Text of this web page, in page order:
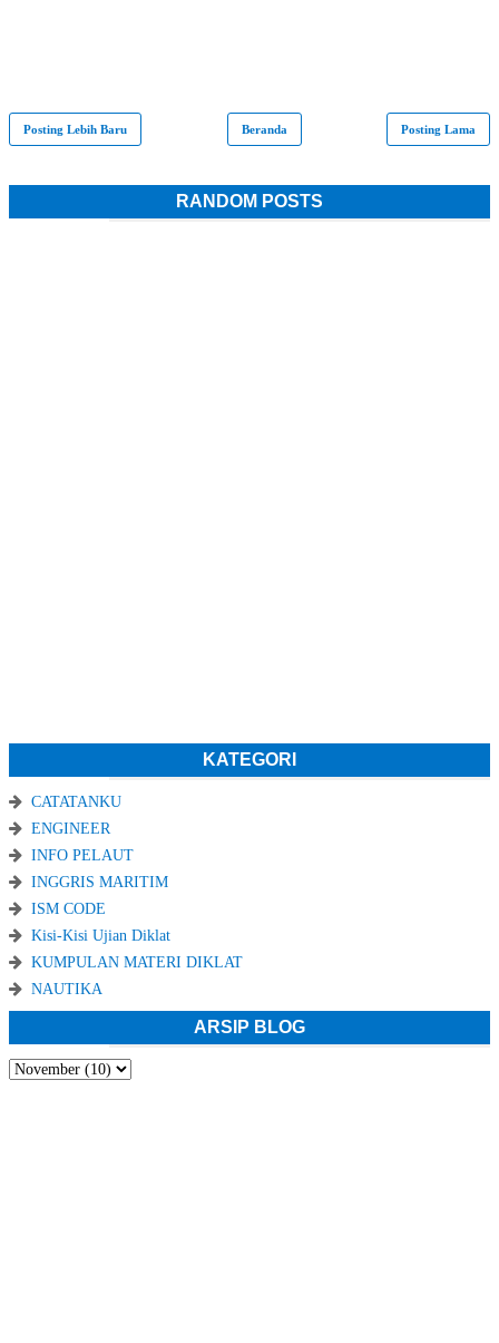
Posting Lebih Baru Posting Lama
Beranda
RANDOM POSTS
KATEGORI
CATATANKU
ENGINEER
INFO PELAUT
INGGRIS MARITIM
ISM CODE
Kisi-Kisi Ujian Diklat
KUMPULAN MATERI DIKLAT
NAUTIKA
ARSIP BLOG